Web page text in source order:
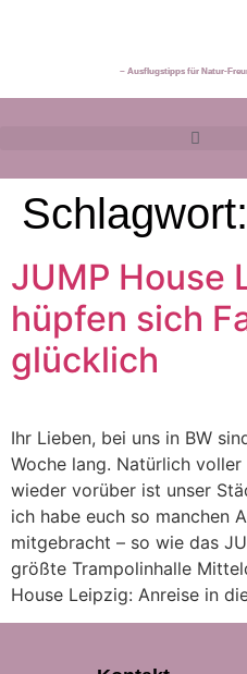
~ Ausflugstipps für Natur-
Schlagwort:
JUMP House
hüpfen sich
glücklich
Ihr Lieben, bei uns in BW
Woche lang. Natürlich
wieder vorüber ist unser
ich habe euch so manchen
mitgebracht – so wie das
größte Trampolinhalle
House Leipzig: Anreise in